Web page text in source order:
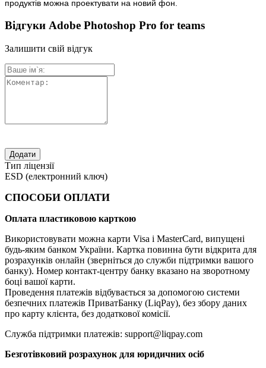
продуктів можна проектувати на новий фон.
Відгуки Adobe Photoshop Pro for teams
Залишити свій відгук
Тип ліцензії
ESD (електронний ключ)
СПОСОБИ ОПЛАТИ
Оплата пластиковою карткою
Використовувати можна карти Visa і MasterCard, випущені
будь-яким банком України. Картка повинна бути відкрита для
розрахунків онлайн (зверніться до служби підтримки вашого
банку). Номер контакт-центру банку вказано на зворотному
боці вашої карти.
Проведення платежів відбувається за допомогою системи
безпечних платежів ПриватБанку (LiqPay), без збору даних
про карту клієнта, без додаткової комісії.
Служба підтримки платежів: support@liqpay.com
Безготівковий розрахунок для юридичних осіб